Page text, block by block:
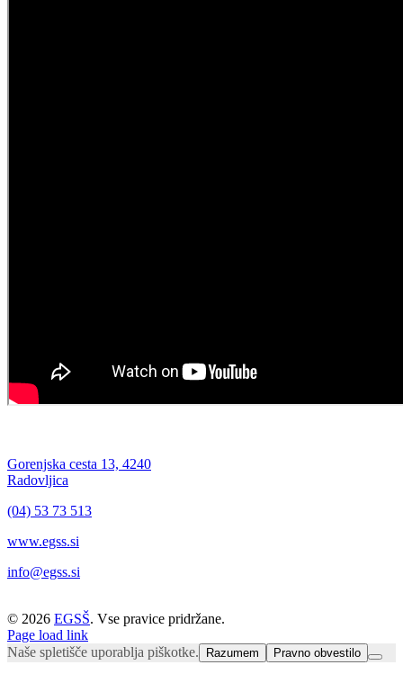
Gorenjska cesta 13, 4240
Radovljica
(04) 53 73 513
www.egss.si
info@egss.si
© 2026 EGSŠ. Vse pravice pridržane.
Facebook
Instagram
YouTube
Page load link
Naše spletišče uporablja piškotke.
Razumem Pravno obvestilo